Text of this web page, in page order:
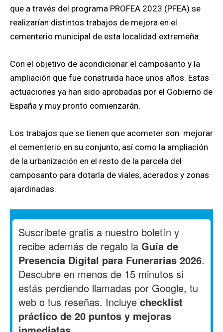
que a través del programa PROFEA 2023 (PFEA) se
realizarían distintos trabajos de mejora en el
cementerio municipal de esta localidad extremeña.
Con el objetivo de acondicionar el camposanto y la
ampliación que fue construida hace unos años. Estas
actuaciones ya han sido aprobadas por el Gobierno de
España y muy pronto comienzarán.
Los trabajos que se tienen que acometer son: mejorar
el cementerio en su conjunto, así como la ampliación
de la urbanización en el resto de la parcela del
camposanto para dotarla de viales, acerados y zonas
ajardinadas.